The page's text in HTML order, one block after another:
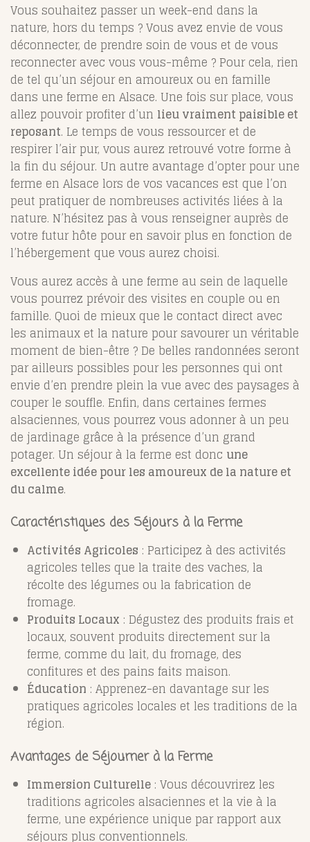
Vous souhaitez passer un week-end dans la
nature, hors du temps ? Vous avez envie de vous
déconnecter, de prendre soin de vous et de vous
reconnecter avec vous vous-même ? Pour cela, rien
de tel qu’un séjour en amoureux ou en famille
dans une ferme en Alsace. Une fois sur place, vous
allez pouvoir profiter d’un lieu vraiment paisible et
reposant. Le temps de vous ressourcer et de
respirer l’air pur, vous aurez retrouvé votre forme à
la fin du séjour. Un autre avantage d’opter pour une
ferme en Alsace lors de vos vacances est que l’on
peut pratiquer de nombreuses activités liées à la
nature. N’hésitez pas à vous renseigner auprès de
votre futur hôte pour en savoir plus en fonction de
l’hébergement que vous aurez choisi.
Vous aurez accès à une ferme au sein de laquelle
vous pourrez prévoir des visites en couple ou en
famille. Quoi de mieux que le contact direct avec
les animaux et la nature pour savourer un véritable
moment de bien-être ? De belles randonnées seront
par ailleurs possibles pour les personnes qui ont
envie d’en prendre plein la vue avec des paysages à
couper le souffle. Enfin, dans certaines fermes
alsaciennes, vous pourrez vous adonner à un peu
de jardinage grâce à la présence d’un grand
potager. Un séjour à la ferme est donc une
excellente idée pour les amoureux de la nature et
du calme.
Caractéristiques des Séjours à la Ferme
Activités Agricoles : Participez à des activités
agricoles telles que la traite des vaches, la
récolte des légumes ou la fabrication de
fromage.
Produits Locaux : Dégustez des produits frais et
locaux, souvent produits directement sur la
ferme, comme du lait, du fromage, des
confitures et des pains faits maison.
Éducation : Apprenez-en davantage sur les
pratiques agricoles locales et les traditions de la
région.
Avantages de Séjourner à la Ferme
Immersion Culturelle : Vous découvrirez les
traditions agricoles alsaciennes et la vie à la
ferme, une expérience unique par rapport aux
séjours plus conventionnels.